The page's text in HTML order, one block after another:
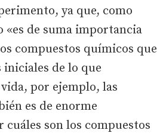
ya que, como
«es de suma importancia
compuestos químicos que
de lo que
por ejemplo, las
es de enorme
son los compuestos